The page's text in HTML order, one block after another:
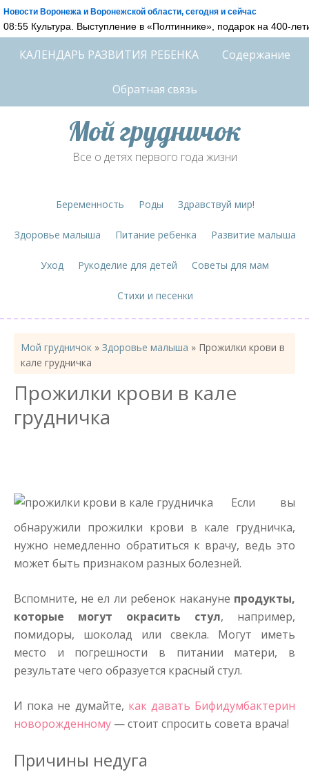
Новости Воронежа и Воронежской области, сегодня и сейчас
08:55 Культура. Выступление в «Полтиннике», подарок на 400-
КАЛЕНДАРЬ РАЗВИТИЯ РЕБЕНКА Содержание
Обратная связь
Мой грудничок
Все о детях первого года жизни
Беременность Роды Здравствуй мир!
Здоровье малыша Питание ребенка Развитие малыша
Уход Рукоделие для детей Советы для мам
Стихи и песенки
Мой грудничок » Здоровье малыша » Прожилки крови в
кале грудничка
Прожилки крови в кале
грудничка
Если вы
обнаружили прожилки крови в кале грудничка,
нужно немедленно обратиться к врачу, ведь это
может быть признаком разных болезней.
Вспомните, не ел ли ребенок накануне продукты,
которые могут окрасить стул, например,
помидоры, шоколад или свекла. Могут иметь
место и погрешности в питании матери, в
результате чего образуется красный стул.
И пока не думайте, как давать Бифидумбактерин
новорожденному — стоит спросить совета врача!
Причины недуга